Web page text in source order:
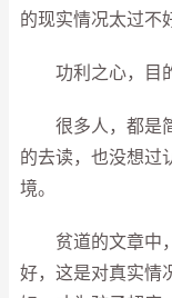
的现实情况太过不
功利之心，目的
很多人，都是简
的去读，也没想过
境。
贫道的文章中，
好，这是对真实情